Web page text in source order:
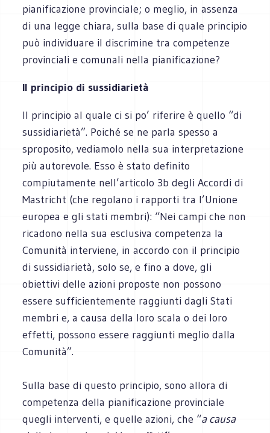
pianificazione provinciale; o meglio, in assenza
di una legge chiara, sulla base di quale principio
può individuare il discrimine tra competenze
provinciali e comunali nella pianificazione?
Il principio di sussidiarietà
Il principio al quale ci si po’ riferire è quello “di
sussidiarietà”. Poiché se ne parla spesso a
sproposito, vediamolo nella sua interpretazione
più autorevole. Esso è stato definito
compiutamente nell’articolo 3b degli Accordi di
Mastricht (che regolano i rapporti tra l’Unione
europea e gli stati membri): “Nei campi che non
ricadono nella sua esclusiva competenza la
Comunità interviene, in accordo con il principio
di sussidiarietà, solo se, e fino a dove, gli
obiettivi delle azioni proposte non possono
essere sufficientemente raggiunti dagli Stati
membri e, a causa della loro scala o dei loro
effetti, possono essere raggiunti meglio dalla
Comunità”.
Sulla base di questo principio, sono allora di
competenza della pianificazione provinciale
quegli interventi, e quelle azioni, che “a causa